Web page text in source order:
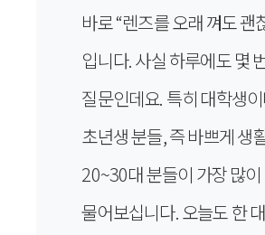
바로 “렌즈를 오래 껴도 괜
입니다. 사실 하루에도 몇
질문인데요. 특히 대학생
초년생 분들, 즉 바쁘게 생
20~30대 분들이 가장 많이
물어보십니다. 오늘도 한